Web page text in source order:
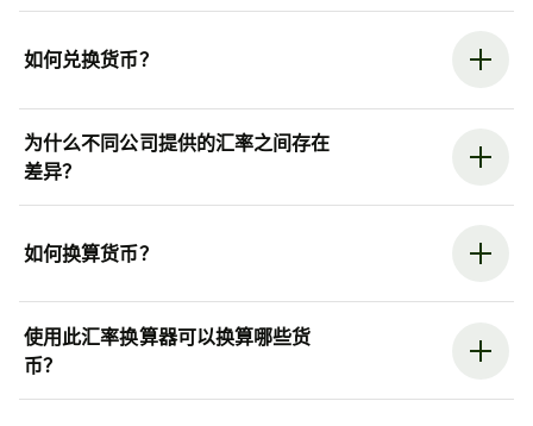
如何兑换货币？
为什么不同公司提供的汇率之间存在
差异？
如何换算货币？
使用此汇率换算器可以换算哪些货
币？